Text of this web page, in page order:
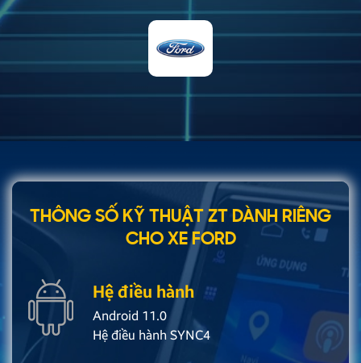
THÔNG SỐ KỸ THUẬT ZT DÀNH RIÊNG
CHO XE FORD
Hệ điều hành
Android 11.0
Hệ điều hành SYNC4